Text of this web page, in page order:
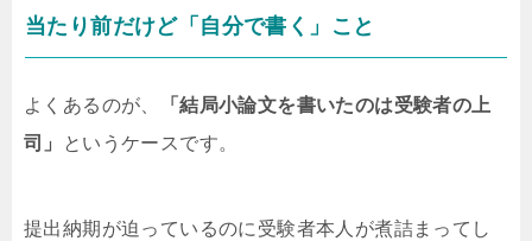
当たり前だけど「自分で書く」こと
よくあるのが、
「結局小論文を書いたのは受験者の上
司」
というケースです。
提出納期が迫っているのに受験者本人が煮詰まってし